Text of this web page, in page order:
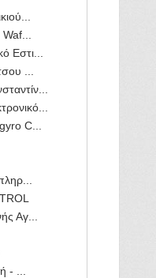
Εστι...
...
C...
Αγ...
- ...